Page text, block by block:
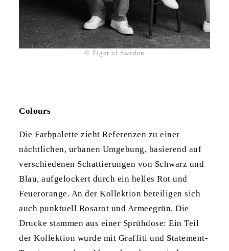
© Tiger of Sweden
Colours
Die Farbpalette zieht Referenzen zu einer
nächtlichen, urbanen Umgebung, basierend auf
verschiedenen Schattierungen von Schwarz und
Blau, aufgelockert durch ein helles Rot und
Feuerorange. An der Kollektion beteiligen sich
auch punktuell Rosarot und Armeegrün. Die
Drucke stammen aus einer Sprühdose: Ein Teil
der Kollektion wurde mit Graffiti und Statement-